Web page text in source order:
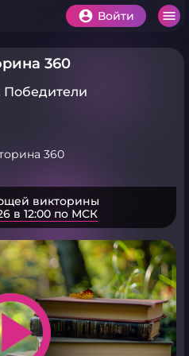
Войти
360
Победители
360
викторины
в 12:00 по МСК